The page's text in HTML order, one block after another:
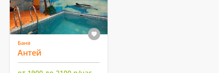
Баня
Антей